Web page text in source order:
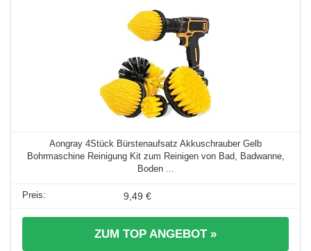
Aongray 4Stück Bürstenaufsatz Akkuschrauber Gelb
Bohrmaschine Reinigung Kit zum Reinigen von Bad, Badwanne,
Boden ...
9,49 €
ZUM TOP ANGEBOT »